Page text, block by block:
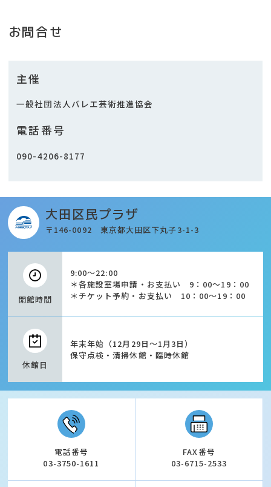
お問合せ
主催
一般社団法人バレエ芸術推進協会
電話番号
090-4206-8177
大田区民プラザ
〒146-0092 東京都大田区下丸子3-1-3
開館時間
9:00～22:00
＊各施設室場申請・お支払い 9：00～19：00
＊チケット予約・お支払い 10：00～19：00
休館日
年末年始（12月29日～1月3日）
保守点検・清掃休館・臨時休館
電話番号
03-3750-1611
FAX番号
03-6715-2533